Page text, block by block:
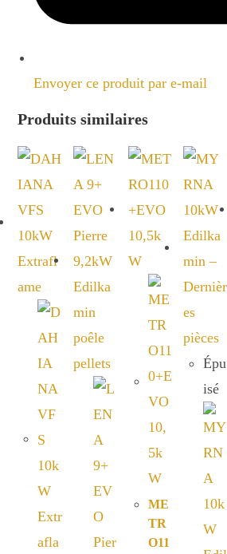
Envoyer ce produit par e-mail
Produits similaires
ME
TR
O11
Épu
isé